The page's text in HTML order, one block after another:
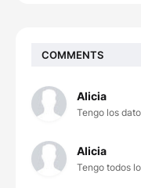
COMMENTS
Alicia
Tengo los
Alicia
Tengo todos